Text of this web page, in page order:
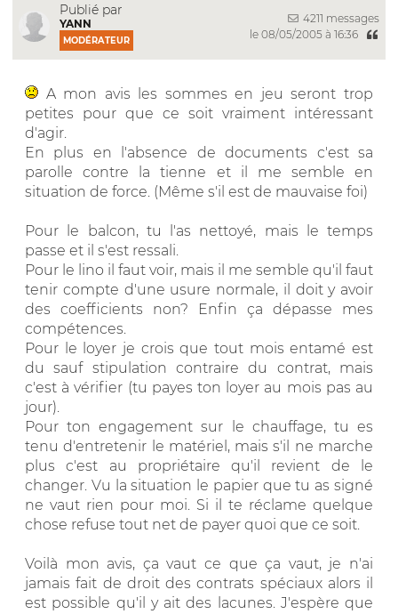
Publié par
YANN
MODÉRATEUR
4211 messages
le 08/05/2005 à 16:36
A mon avis les sommes en jeu seront trop
petites pour que ce soit vraiment intéressant
d'agir.
En plus en l'absence de documents c'est sa
parolle contre la tienne et il me semble en
situation de force. (Même s'il est de mauvaise foi)
Pour le balcon, tu l'as nettoyé, mais le temps
passe et il s'est ressali.
Pour le lino il faut voir, mais il me semble qu'il faut
tenir compte d'une usure normale, il doit y avoir
des coefficients non? Enfin ça dépasse mes
compétences.
Pour le loyer je crois que tout mois entamé est
du sauf stipulation contraire du contrat, mais
c'est à vérifier (tu payes ton loyer au mois pas au
jour).
Pour ton engagement sur le chauffage, tu es
tenu d'entretenir le matériel, mais s'il ne marche
plus c'est au propriétaire qu'il revient de le
changer. Vu la situation le papier que tu as signé
ne vaut rien pour moi. Si il te réclame quelque
chose refuse tout net de payer quoi que ce soit.
Voilà mon avis, ça vaut ce que ça vaut, je n'ai
jamais fait de droit des contrats spéciaux alors il
est possible qu'il y ait des lacunes. J'espère que